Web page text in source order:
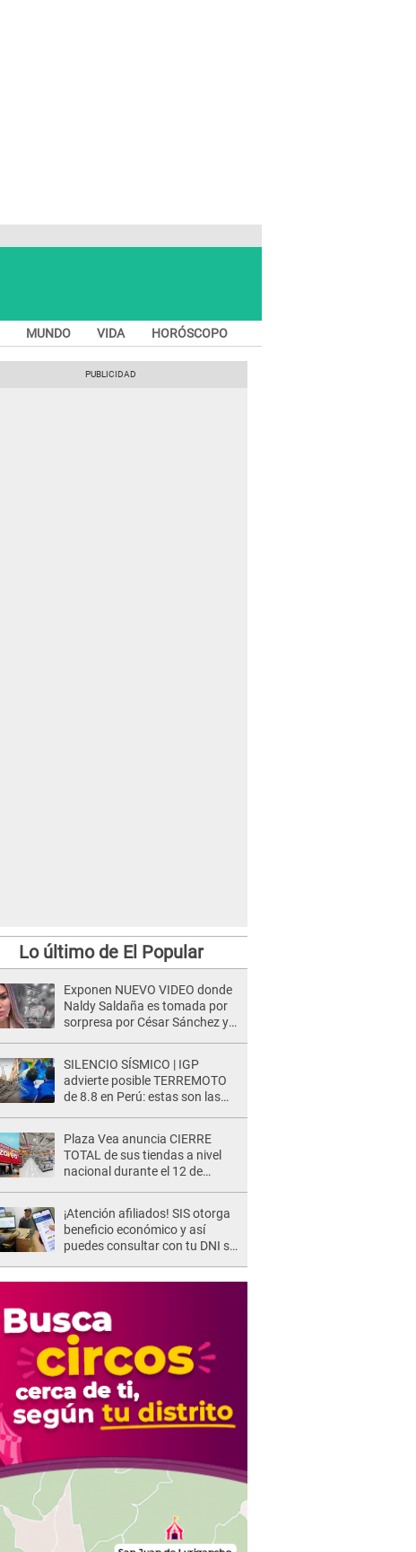
MUNDO VIDA HORÓSCOPO
Lo último de El Popular
Exponen NUEVO VIDEO donde
Naldy Saldaña es tomada por
sorpresa por César Sánchez y
agarró la mano
SILENCIO SÍSMICO | IGP
advierte posible TERREMOTO
de 8.8 en Perú: estas son las
Plaza Vea anuncia CIERRE
TOTAL de sus tiendas a nivel
nacional durante el 12 de
¡Atención afiliados! SIS otorga
beneficio económico y así
puedes consultar con tu DNI si